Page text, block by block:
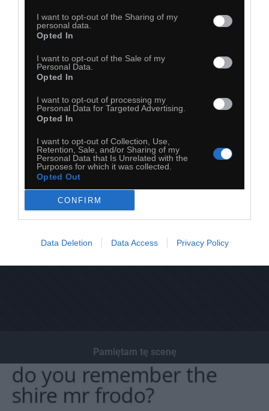
I want to opt-out of the Sharing of my
personal data.
Opted In
I want to opt-out of the Sale of my
Personal Data.
Opted In
I want to opt-out of processing my
Personal Data for Targeted Advertising.
Opted In
I want to opt-out of Collection, Use,
Retention, Sale, and/or Sharing of my
Personal Data that Is Unrelated with the
Purposes for which it was collected.
Opted Out
CONFIRM
Data Deletion Data Access Privacy Policy
Dodaj do ulubionych Dodaj do przyjaciół
Pamiętam tę scenę